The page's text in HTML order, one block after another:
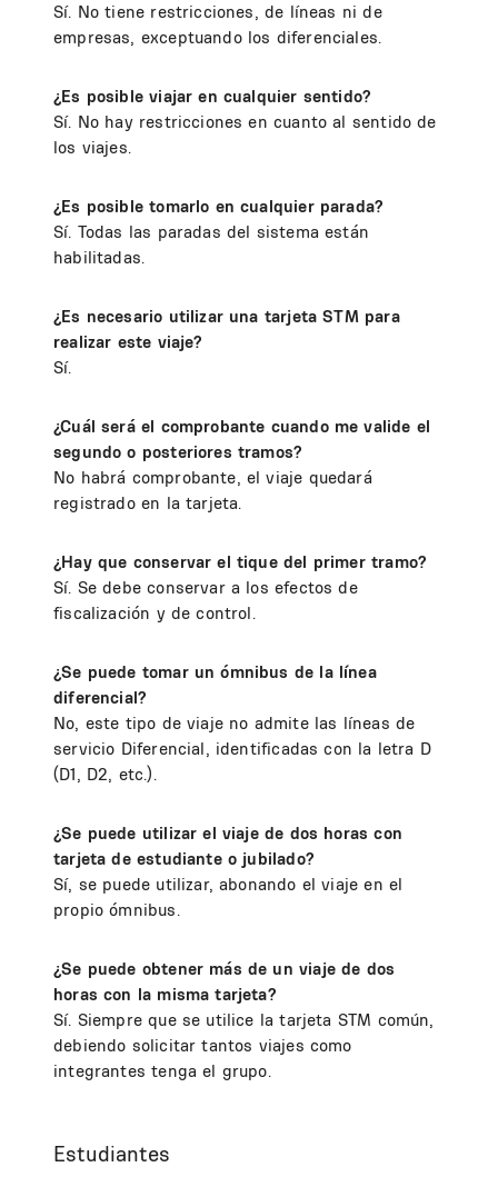
Sí. No tiene restricciones, de líneas ni de
empresas, exceptuando los diferenciales.
¿Es posible viajar en cualquier sentido?
Sí. No hay restricciones en cuanto al sentido de
los viajes.
¿Es posible tomarlo en cualquier parada?
Sí. Todas las paradas del sistema están
habilitadas.
¿Es necesario utilizar una tarjeta STM para
realizar este viaje?
Sí.
¿Cuál será el comprobante cuando me valide el
segundo o posteriores tramos?
No habrá comprobante, el viaje quedará
registrado en la tarjeta.
¿Hay que conservar el tique del primer tramo?
Sí. Se debe conservar a los efectos de
fiscalización y de control.
¿Se puede tomar un ómnibus de la línea
diferencial?
No, este tipo de viaje no admite las líneas de
servicio Diferencial, identificadas con la letra D
(D1, D2, etc.).
¿Se puede utilizar el viaje de dos horas con
tarjeta de estudiante o jubilado?
Sí, se puede utilizar, abonando el viaje en el
propio ómnibus.
¿Se puede obtener más de un viaje de dos
horas con la misma tarjeta?
Sí. Siempre que se utilice la tarjeta STM común,
debiendo solicitar tantos viajes como
integrantes tenga el grupo.
Estudiantes